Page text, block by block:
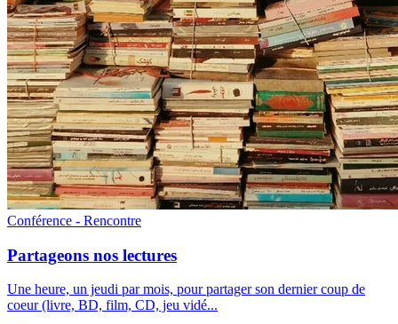
Conférence - Rencontre
Partageons nos lectures
Une heure, un jeudi par mois, pour partager son dernier coup de
coeur (livre, BD, film, CD, jeu vidé...